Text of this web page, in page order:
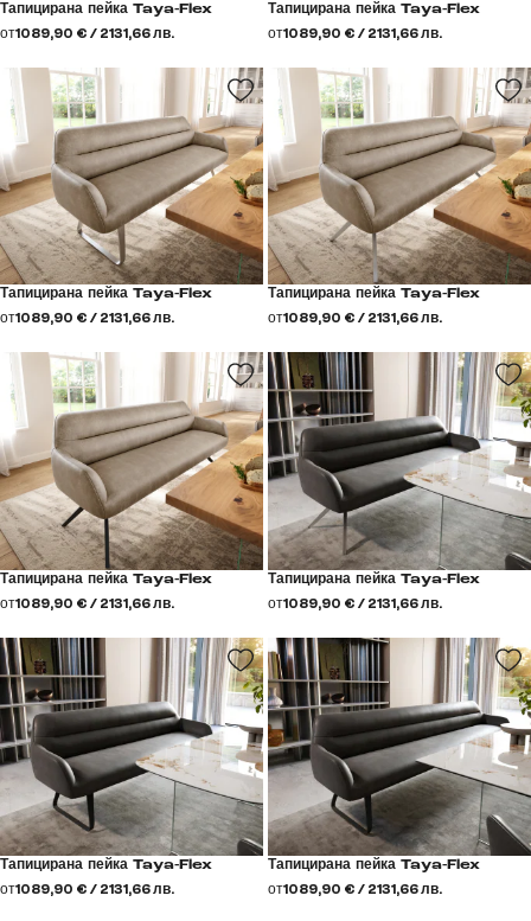
Тапицирана пейка Taya-Flex
от1089,90 € / 2131,66 лв.
Тапицирана пейка Taya-Flex
от1089,90 € / 2131,66 лв.
Тапицирана пейка Taya-Flex
от1089,90 € / 2131,66 лв.
Тапицирана пейка Taya-Flex
от1089,90 € / 2131,66 лв.
Тапицирана пейка Taya-Flex
от1089,90 € / 2131,66 лв.
Тапицирана пейка Taya-Flex
от1089,90 € / 2131,66 лв.
Тапицирана пейка Taya-Flex
от1089,90 € / 2131,66 лв.
Тапицирана пейка Taya-Flex
от1089,90 € / 2131,66 лв.